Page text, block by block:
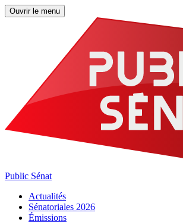
Ouvrir le menu
Public Sénat
Actualités
Sénatoriales 2026
Émissions